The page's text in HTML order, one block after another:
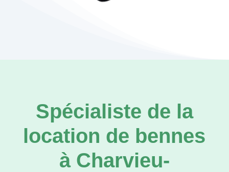
Spécialiste de la
location de bennes
à Charvieu-